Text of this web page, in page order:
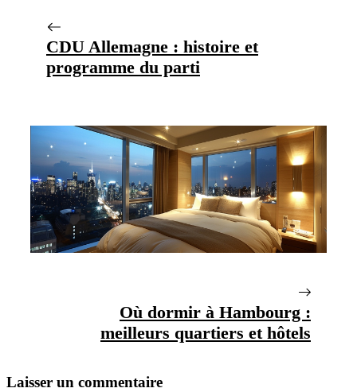
CDU Allemagne : histoire et
programme du parti
Où dormir à Hambourg :
meilleurs quartiers et hôtels
Laisser un commentaire